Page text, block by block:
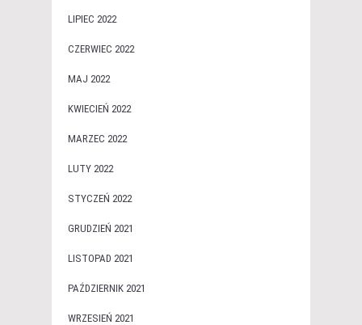
LIPIEC 2022
CZERWIEC 2022
MAJ 2022
KWIECIEŃ 2022
MARZEC 2022
LUTY 2022
STYCZEŃ 2022
GRUDZIEŃ 2021
LISTOPAD 2021
PAŹDZIERNIK 2021
WRZESIEŃ 2021